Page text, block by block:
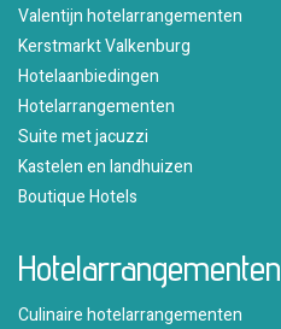
Valentijn hotelarrangementen
Kerstmarkt Valkenburg
Hotelaanbiedingen
Hotelarrangementen
Suite met jacuzzi
Kastelen en landhuizen
Boutique Hotels
Hotelarrangementen
Culinaire hotelarrangementen